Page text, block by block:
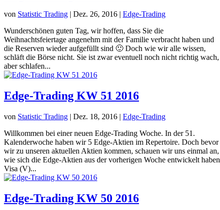
von Statistic Trading | Dez. 26, 2016 | Edge-Trading
Wunderschönen guten Tag, wir hoffen, dass Sie die
Weihnachtsfeiertage angenehm mit der Familie verbracht haben und
die Reserven wieder aufgefüllt sind 🙂 Doch wie wir alle wissen,
schläft die Börse nicht. Sie ist zwar eventuell noch nicht richtig wach,
aber schlafen...
Edge-Trading KW 51 2016
von Statistic Trading | Dez. 18, 2016 | Edge-Trading
Willkommen bei einer neuen Edge-Trading Woche. In der 51.
Kalenderwoche haben wir 5 Edge-Aktien im Repertoire. Doch bevor
wir zu unseren aktuellen Aktien kommen, schauen wir uns einmal an,
wie sich die Edge-Aktien aus der vorherigen Woche entwickelt
Visa (V)...
Edge-Trading KW 50 2016